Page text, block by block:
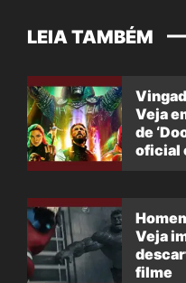
LEIA TAMBÉM
Veja
de
oficial
Veja
filme